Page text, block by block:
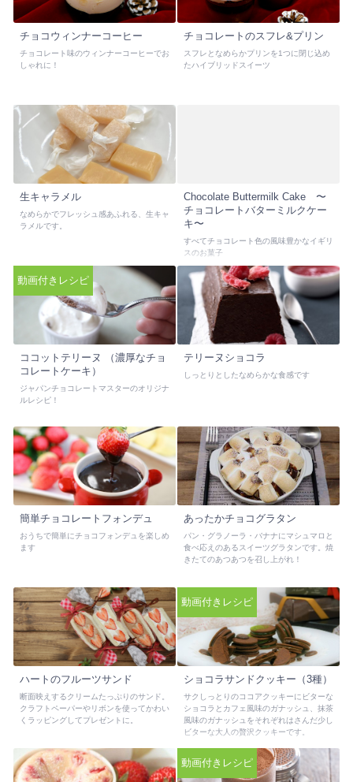
チョコウィンナーコーヒー
チョコレート味のウィンナーコーヒーでお
しゃれに！
チョコレートのスフレ&プリン
スフレとなめらかプリンを1つに閉じ込め
たハイブリッドスイーツ
生キャラメル
なめらかでフレッシュ感あふれる、生キャ
ラメルです。
Chocolate Buttermilk Cake 〜
チョコレートバターミルクケー
キ〜
すべてチョコレート色の風味豊かなイギリ
スのお菓子
動画付きレシピ
ココットテリーヌ （濃厚なチョ
コレートケーキ）
ジャパンチョコレートマスターのオリジナ
ルレシピ！
テリーヌショコラ
しっとりとしたなめらかな食感です
簡単チョコレートフォンデュ
おうちで簡単にチョコフォンデュを楽しめ
ます
あったかチョコグラタン
パン・グラノーラ・バナナにマシュマロと
食べ応えのあるスイーツグラタンです。焼
きたてのあつあつを召し上がれ！
ハートのフルーツサンド
断面映えするクリームたっぷりのサンド。
クラフトペーパーやリボンを使ってかわい
くラッピングしてプレゼントに。
動画付きレシピ
ショコラサンドクッキー（3種）
サクしっとりのココアクッキーにビターな
ショコラとカフェ風味のガナッシュ、抹茶
風味のガナッシュをそれぞれはさんだ少し
ビターな大人の贅沢クッキーです。
動画付きレシピ